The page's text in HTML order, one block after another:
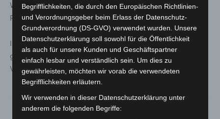
Wertgegenstände, Bargeld, Ausweise o. Ä. können per
Post zugeschickt werden.
Informationen zu allen Fahrplänen und Öffnungszeiten
gibt es entweder bei den einzelnen
Verkehrsunternehmen oder aufwww.gvh.de.
Begrifflichkeiten, die durch den Europäischen Richtlinien-
und Verordnungsgeber beim Erlass der Datenschutz-
Grundverordnung (DS-GVO) verwendet wurden. Unsere
Datenschutzerklärung soll sowohl für die Öffentlichkeit
als auch für unsere Kunden und Geschäftspartner
einfach lesbar und verständlich sein. Um dies zu
gewährleisten, möchten wir vorab die verwendeten
Begrifflichkeiten erläutern.
Wir verwenden in dieser Datenschutzerklärung unter
anderem die folgenden Begriffe: